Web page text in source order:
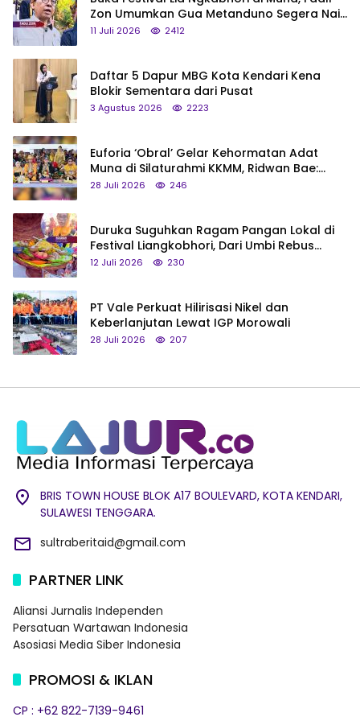
Zon Umumkan Gua Metanduno Segera Naik
Status Jadi Cagar Budaya Nasional
11 Juli 2026 2412
Daftar 5 Dapur MBG Kota Kendari Kena
Blokir Sementara dari Pusat
3 Agustus 2026 2223
Euforia ‘Obral’ Gelar Kehormatan Adat
Muna di Silaturahmi KKMM, Ridwan Bae:
Saya Bukan Tipe Begitu, Belum Pantas!
28 Juli 2026 246
Duruka Suguhkan Ragam Pangan Lokal di
Festival Liangkobhori, Dari Umbi Rebus
hingga Tumpeng Beras Muna
12 Juli 2026 230
PT Vale Perkuat Hilirisasi Nikel dan
Keberlanjutan Lewat IGP Morowali
28 Juli 2026 207
BRIS TOWN HOUSE BLOK A17 BOULEVARD, KOTA KENDARI,
SULAWESI TENGGARA.
sultraberitaid@gmail.com
PARTNER LINK
Aliansi Jurnalis Independen
Persatuan Wartawan Indonesia
Asosiasi Media Siber Indonesia
PROMOSI & IKLAN
CP : +62 822-7139-9461